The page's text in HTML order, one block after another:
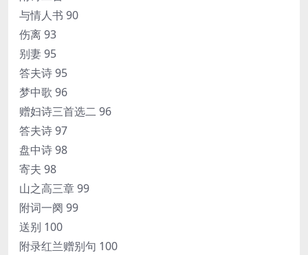
与情人书 90
伤离 93
别妻 95
答夫诗 95
梦中歌 96
赠妇诗三首选二 96
答夫诗 97
盘中诗 98
寄夫 98
山之高三章 99
附词一阕 99
送别 100
附录红兰赠别句 100